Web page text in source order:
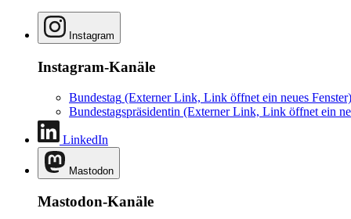
Instagram
Instagram-Kanäle
Bundestag (Externer Link, Link öffnet ein neues Fenster)
Bundestagspräsidentin (Externer Link, Link öffnet ein
LinkedIn
Mastodon
Mastodon-Kanäle